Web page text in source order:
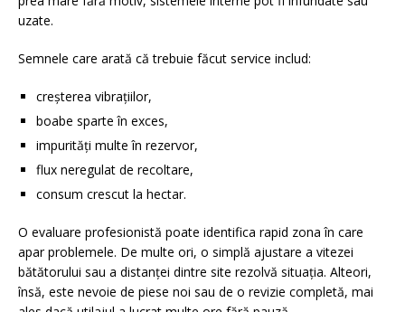
uzate.
Semnele care arată că trebuie făcut service includ:
creșterea vibrațiilor,
boabe sparte în exces,
impurități multe în rezervor,
flux neregulat de recoltare,
consum crescut la hectar.
O evaluare profesionistă poate identifica rapid zona în care
apar problemele. De multe ori, o simplă ajustare a vitezei
bătătorului sau a distanței dintre site rezolvă situația. Alteori,
însă, este nevoie de piese noi sau de o revizie completă, mai